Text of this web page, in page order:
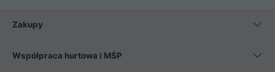
Zakupy
Współpraca hurtowa i MŚP